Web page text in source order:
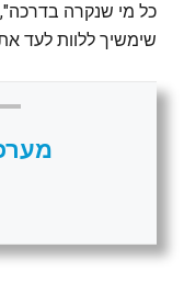
כל מי שנקרה
שימשיך ללוות לעד